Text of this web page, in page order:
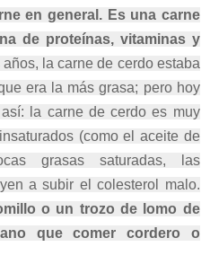
en general. Es una carne
de proteínas, vitaminas y
la carne de cerdo estaba
era la más grasa; pero hoy
la carne de cerdo es muy
(como el aceite de
grasas saturadas, las
a subir el colesterol malo.
o un trozo de lomo de
que comer cordero o